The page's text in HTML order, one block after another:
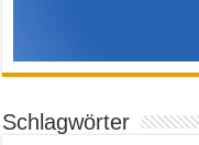
Schlagwörter